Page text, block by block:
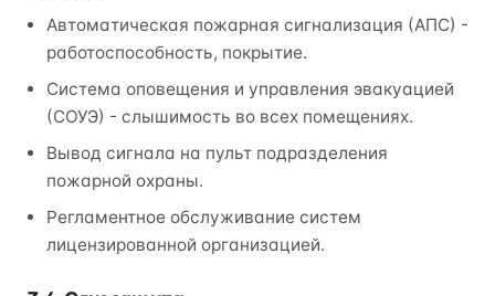
Автоматическая пожарная сигнализация (АПС) -
работоспособность, покрытие.
Система оповещения и управления эвакуацией
(СОУЭ) - слышимость во всех помещениях.
Вывод сигнала на пульт подразделения
пожарной охраны.
Регламентное обслуживание систем
лицензированной организацией.